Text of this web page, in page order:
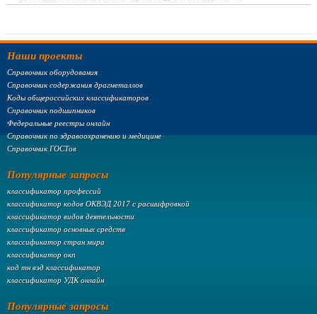
Наши проекты
Справочник оборудования
Справочник содержания драгметаллов
Коды общероссийских классификаторов
Справочник подшипников
Федеральные реестры онлайн
Справочник по здравоохранению и медицине
Справочник ГОСТов
Популярные запросы
классификатор профессий
классификатор кодов ОКВЭД 2017 с расшифровкой
классификатор видов деятельности
классификатор основных средств
классификатор стран мира
классификатор окп
код тн вэд классификатор
классификатор УДК онлайн
Популярные запросы